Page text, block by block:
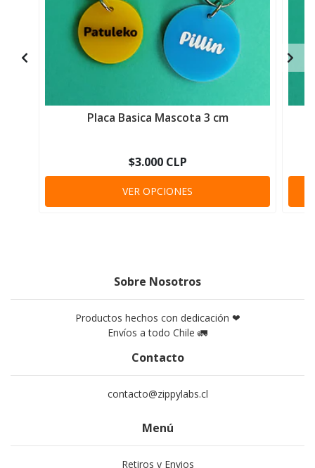
Placa Basica Mascota 3 cm
$3.000 CLP
VER OPCIONES
Sobre Nosotros
Productos hechos con dedicación ❤
Envíos a todo Chile 🚛
Contacto
contacto@zippylabs.cl
Menú
Retiros y Envios